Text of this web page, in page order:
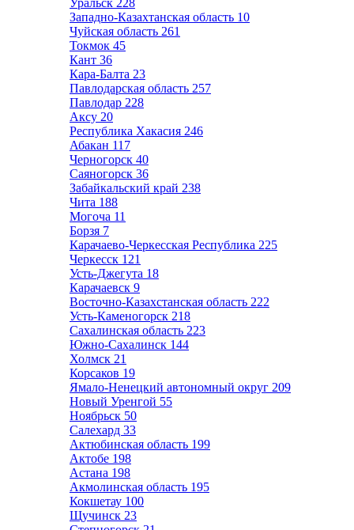
Уральск 228
Западно-Казахтанская область 10
Чуйская область 261
Токмок 45
Кант 36
Кара-Балта 23
Павлодарская область 257
Павлодар 228
Аксу 20
Республика Хакасия 246
Абакан 117
Черногорск 40
Саяногорск 36
Забайкальский край 238
Чита 188
Могоча 11
Борзя 7
Карачаево-Черкесская Республика 225
Черкесск 121
Усть-Джегута 18
Карачаевск 9
Восточно-Казахстанская область 222
Усть-Каменогорск 218
Сахалинская область 223
Южно-Сахалинск 144
Холмск 21
Корсаков 19
Ямало-Ненецкий автономный округ 209
Новый Уренгой 55
Ноябрьск 50
Салехард 33
Актюбинская область 199
Актобе 198
Астана 198
Акмолинская область 195
Кокшетау 100
Щучинск 23